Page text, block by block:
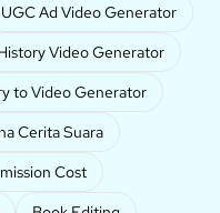
UGC Ad Video Generator
Video Generator
to Video Generator
Cerita Suara
Cost